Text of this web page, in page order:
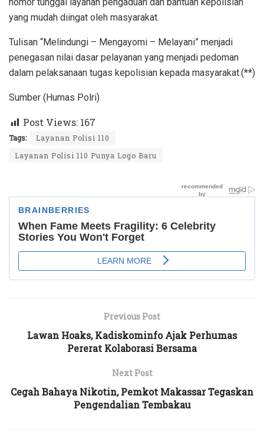
yang mudah diingat oleh masyarakat.
Tulisan “Melindungi – Mengayomi – Melayani” menjadi
penegasan nilai dasar pelayanan yang menjadi pedoman
dalam pelaksanaan tugas kepolisian kepada masyarakat.(**)
Sumber (Humas Polri)
Post Views: 167
Tags:
Layanan Polisi 110
Layanan Polisi 110 Punya Logo Baru
Previous Post
Lawan Hoaks, Kadiskominfo Ajak Perhumas
Pererat Kolaborasi Bersama
Next Post
Cegah Bahaya Nikotin, Pemkot Makassar Tegaskan
Pengendalian Tembakau